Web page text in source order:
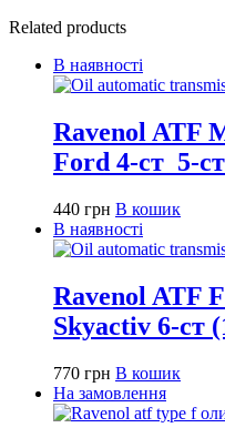
Related products
В наявності
Ravenol ATF
Ford 4-ст_5-
440 грн В кошик
В наявності
Ravenol ATF
Skyactiv 6-ст
770 грн В кошик
На замовлення